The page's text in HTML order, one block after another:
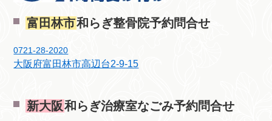
富田林市和らぎ整骨院予約問合せ
0721-28-2020
大阪府富田林市高辺台2-9-15
新大阪 和らぎ治療室なごみ予約問合せ